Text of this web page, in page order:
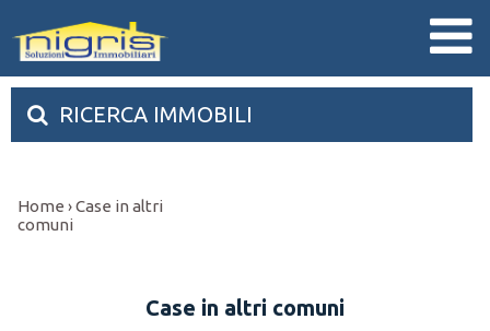
RICERCA IMMOBILI
Home ›Case in altri
comuni
Case in altri comuni